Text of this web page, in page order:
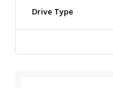
Drive Type